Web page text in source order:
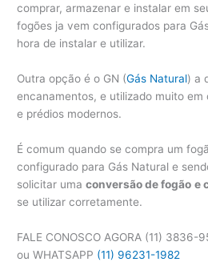
comprar, armazenar e instalar em
fogões ja vem configurados para
hora de instalar e utilizar.
Outra opção é o GN (Gás Natural) a
encanamentos, e utilizado muito em
e prédios modernos.
É comum quando se compra um
configurado para Gás Natural e
solicitar umaconversão de fogão e
se utilizar corretamente.
FALE CONOSCO AGORA (11)
ou WHATSAPP (11) 96231-1982